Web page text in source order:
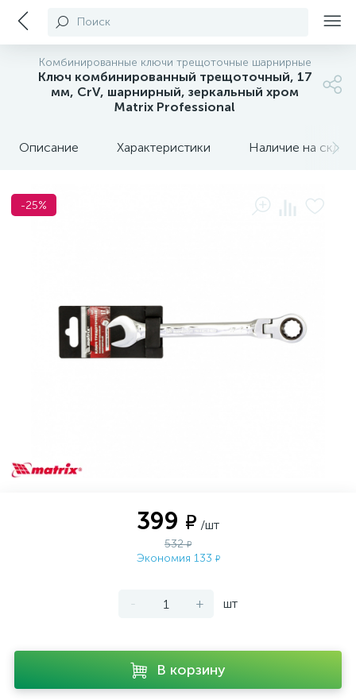
Поиск
Комбинированные ключи трещоточные шарнирные
Ключ комбинированный трещоточный, 17
мм, CrV, шарнирный, зеркальный хром
Matrix Professional
Описание Характеристики Наличие на
-25%
399 ₽ /шт
532₽
Экономия 133 ₽
- + шт
В корзину